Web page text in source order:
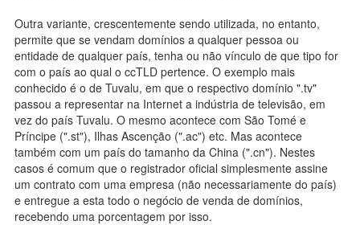
Outra variante, crescentemente sendo utilizada, no entanto,
permite que se vendam domínios a qualquer pessoa ou
entidade de qualquer país, tenha ou não vínculo de que tipo for
com o país ao qual o ccTLD pertence. O exemplo mais
conhecido é o de Tuvalu, em que o respectivo domínio ".tv"
passou a representar na Internet a indústria de televisão, em
vez do país Tuvalu. O mesmo acontece com São Tomé e
Príncipe (".st"), Ilhas Ascenção (".ac") etc. Mas acontece
também com um país do tamanho da China (".cn"). Nestes
casos é comum que o registrador oficial simplesmente assine
um contrato com uma empresa (não necessariamente do país)
e entregue a esta todo o negócio de venda de domínios,
recebendo uma porcentagem por isso.